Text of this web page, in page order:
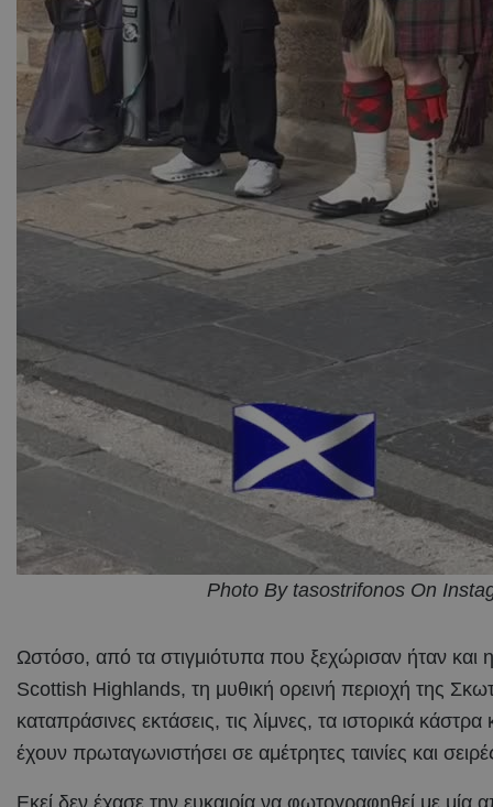
Photo By tasostrifonos On
Ωστόσο, από τα στιγμιότυπα που ξεχώρισαν ήταν και
Scottish Highlands, τη μυθική ορεινή περιοχή της
καταπράσινες εκτάσεις, τις λίμνες, τα ιστορικά
έχουν πρωταγωνιστήσει σε αμέτρητες ταινίες και
Εκεί δεν έχασε την ευκαιρία να φωτογραφηθεί με μία